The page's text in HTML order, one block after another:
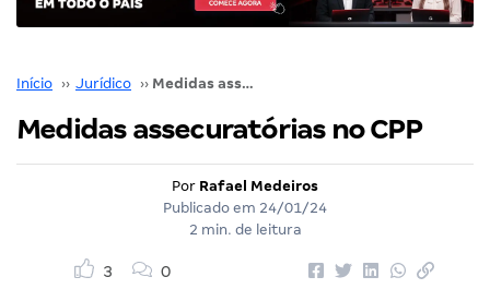
Início ›› Jurídico ›› Medidas assecuratórias no CPP
Medidas assecuratórias no CPP
Por Rafael Medeiros
Publicado em 24/01/24
2 min. de leitura
3 0